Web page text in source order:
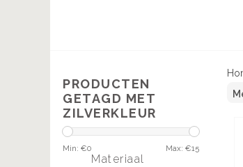
PRODUCTEN
GETAGD MET
ZILVERKLEUR
Min: €0 Max: €15
Materiaal